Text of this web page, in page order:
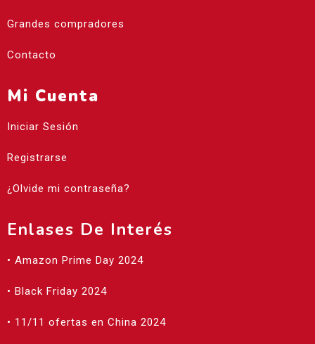
Grandes compradores
Contacto
Mi Cuenta
Iniciar Sesión
Registrarse
¿Olvide mi contraseña?
Enlases De Interés
• Amazon Prime Day 2024
• Black Friday 2024
• 11/11 ofertas en China 2024